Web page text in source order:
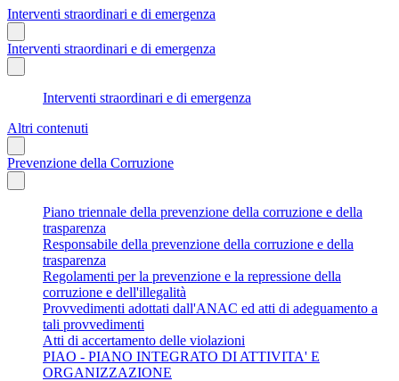
Interventi straordinari e di emergenza
Interventi straordinari e di emergenza
Interventi straordinari e di emergenza
Altri contenuti
Prevenzione della Corruzione
Piano triennale della prevenzione della corruzione e della
trasparenza
Responsabile della prevenzione della corruzione e della
trasparenza
Regolamenti per la prevenzione e la repressione della
corruzione e dell'illegalità
Provvedimenti adottati dall'ANAC ed atti di adeguamento a
tali provvedimenti
Atti di accertamento delle violazioni
PIAO - PIANO INTEGRATO DI ATTIVITA' E
ORGANIZZAZIONE